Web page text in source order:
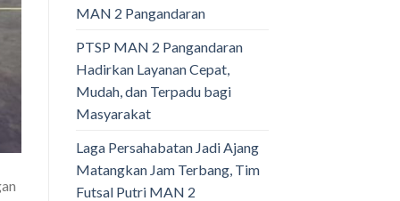
MAN 2 Pangandaran
PTSP MAN 2 Pangandaran
Hadirkan Layanan Cepat,
Mudah, dan Terpadu bagi
Masyarakat
Laga Persahabatan Jadi Ajang
Matangkan Jam Terbang, Tim
Futsal Putri MAN 2